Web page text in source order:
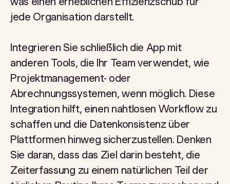
jede Organisation darstellt.
Integrieren Sie schließlich die App mit
anderen Tools, die Ihr Team verwendet, wie
Projektmanagement- oder
Abrechnungssystemen, wenn möglich. Diese
Integration hilft, einen nahtlosen Workflow zu
schaffen und die Datenkonsistenz über
Plattformen hinweg sicherzustellen. Denken
Sie daran, dass das Ziel darin besteht, die
Zeiterfassung zu einem natürlichen Teil der